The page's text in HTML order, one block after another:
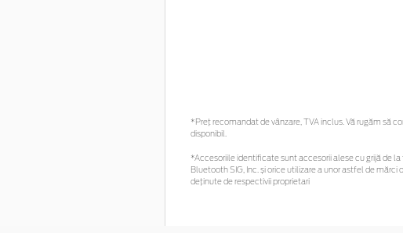
*Preţ recomandat de vânzare, TVA inclus. Vă rugăm să
disponibil.
*Accesoriile identificate sunt accesorii alese cu grijă de
Bluetooth SIG, Inc. și orice utilizare a unor astfel de
deținute de respectivii proprietari